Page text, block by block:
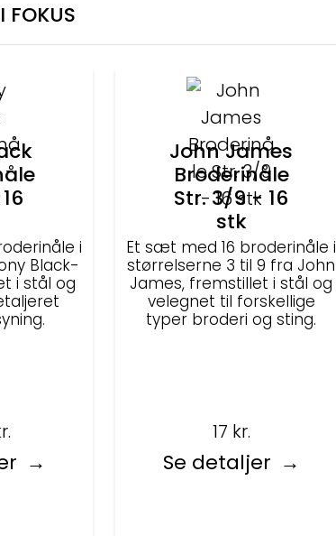
FOKUS
i
Black-
i stål og
John James
Broderinåle
Str. 3/9 - 16
stk
Et sæt med 16 broderinåle i
størrelserne 3 til 9 fra John
James, fremstillet i stål og
velegnet til forskellige
typer broderi og sting.
17 kr.
Se detaljer